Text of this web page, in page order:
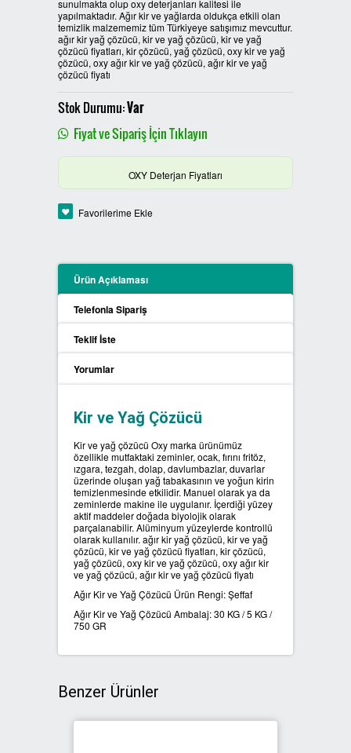
PLASTİK SIFIR ATIK KUTULARI
BOYALI SIFIR ATIK KUTULARI
METAL SIFIR ATIK KUTULARI
ÖZEL ÜRETİM SIFIR ATIK
KUTULARI
PROCYCLE SIFIR ATIK
KUTULARI
SIFIR ATIK KONTEYNERLARI
SIFIR ATIK BİLGİLENDİRME
PANOSU
SIFIR ATIK ÇÖP POŞETLERİ
SIFIR ATIK GERİ DÖNÜŞÜM
KUTULARI
sunulmakta olup oxy deterjanları kalitesi ile
yapılmaktadır. Ağır kir ve yağlarda oldukça etkili olan
temizlik malzememiz tüm Türkiyeye satışımız mevcuttur.
ağır kir yağ çözücü, kir ve yağ çözücü, kir ve yağ
çözücü fiyatları, kir çözücü, yağ çözücü, oxy kir ve yağ
çözücü, oxy ağır kir ve yağ çözücü, ağır kir ve yağ
çözücü fiyatı
Stok Durumu:Var
Fiyat ve Sipariş İçin Tıklayın
OXY Deterjan Fiyatları
Favorilerime Ekle
Ürün Açıklaması
Telefonla Sipariş
Teklif İste
Yorumlar
Kir ve Yağ Çözücü
Kir ve yağ çözücü Oxy marka ürünümüz
özellikle mutfaktaki zeminler, ocak, fırını fritöz,
ızgara, tezgah, dolap, davlumbazlar, duvarlar
üzerinde oluşan yağ tabakasının ve yoğun kirin
temizlenmesinde etkilidir. Manuel olarak ya da
zeminlerde makine ile uygulanır. İçerdiği yüzey
aktif maddeler doğada biyolojik olarak
parçalanabilir. Alüminyum yüzeylerde kontrollü
olarak kullanılır. ağır kir yağ çözücü, kir ve yağ
çözücü, kir ve yağ çözücü fiyatları, kir çözücü,
yağ çözücü, oxy kir ve yağ çözücü, oxy ağır kir
ve yağ çözücü, ağır kir ve yağ çözücü fiyatı
Ağır Kir ve Yağ Çözücü Ürün Rengi: Şeffaf
Ağır Kir ve Yağ Çözücü Ambalaj: 30 KG / 5 KG /
750 GR
Benzer Ürünler